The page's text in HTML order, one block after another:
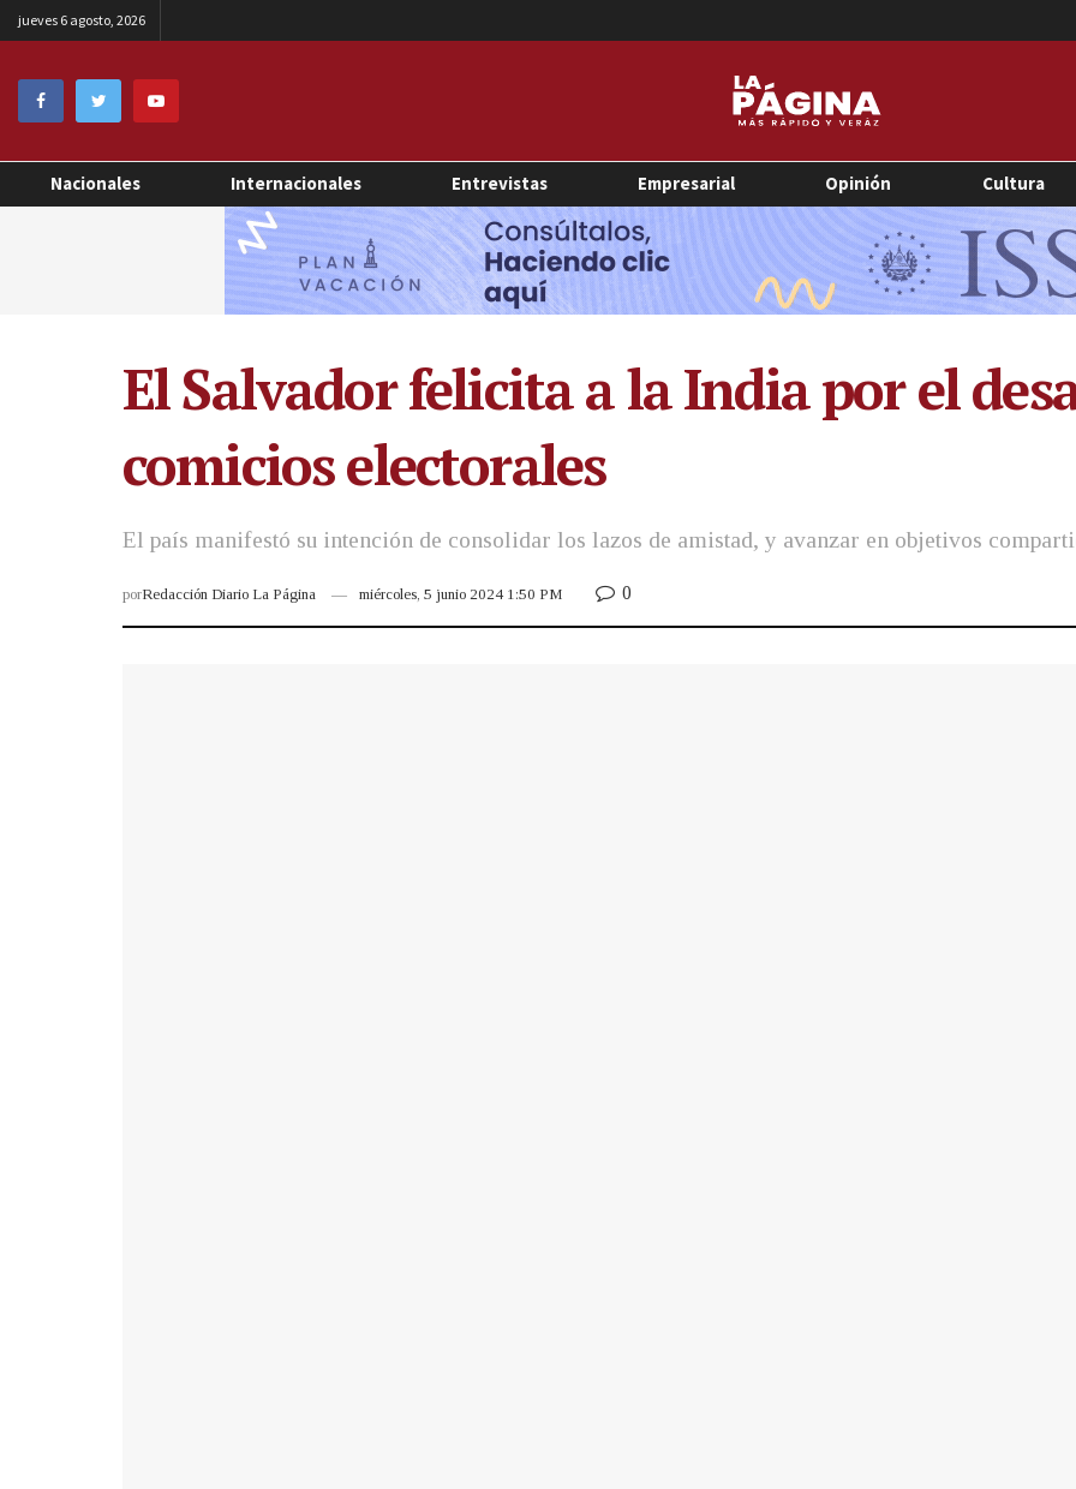
jueves 6 agosto, 2026
Nacionales Internacionales Entrevistas Empresarial Opinión Cultura
El Salvador felicita a la India por el
comicios electorales
El país manifestó su intención de consolidar los lazos de amistad, y avanzar en objetivos
porRedacción Diario La Página miércoles, 5 junio 2024 1:50 PM 0